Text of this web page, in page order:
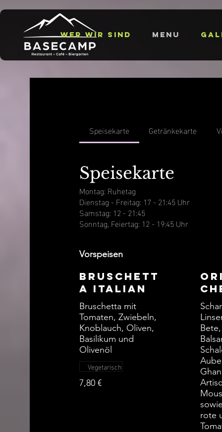
Wer wir sind Menu
Speisekarte Getränkekarte
Speisekarte
Montag: Ruhetag
Dienstag - Freitag: 17 - 21:45 Uhr
Samstag: 12 - 21:45
Sonntag, Feiertag: 12 - 19:45 Uhr
Vorspeisen
Bruschett
a Italian
Bruschetta mit
Tomaten, Zwiebeln,
Knoblauch, Oliven,
Basilikum und
Olivenöl
7,80 €
Vegetarisch
rote